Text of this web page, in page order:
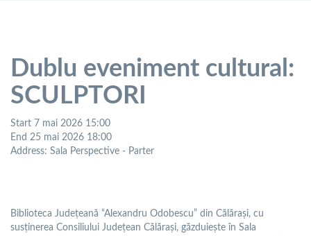
Dublu eveniment cultural:
SCULPTORI
Start 7 mai 2026 15:00
End 25 mai 2026 18:00
Address: Sala Perspective - Parter
Biblioteca Județeană “Alexandru Odobescu” din Călărași, cu
susținerea Consiliului Județean Călărași, găzduiește în Sala